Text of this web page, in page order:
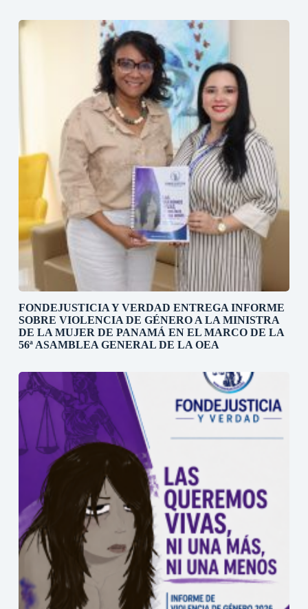
FONDEJUSTICIA Y VERDAD ENTREGA INFORME
SOBRE VIOLENCIA DE GÉNERO A LA MINISTRA
DE LA MUJER DE PANAMÁ EN EL MARCO DE LA
56ª ASAMBLEA GENERAL DE LA OEA